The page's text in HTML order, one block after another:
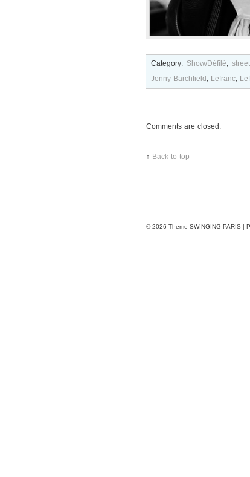
Category: Show/Défilé,
Jenny Barchfield , Lefranc,
Comments are closed.
↑ Back to top
© 2026 Theme SWINGING-PARIS |